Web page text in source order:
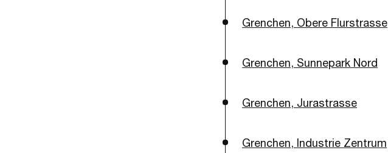
Grenchen, Obere Flurstrasse
Grenchen, Sunnepark Nord
Grenchen, Jurastrasse
Grenchen, Industrie Zentrum